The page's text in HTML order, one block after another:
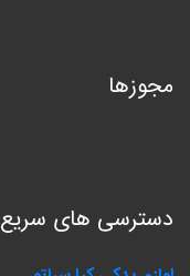
مجوزها
دسترسی های سریع